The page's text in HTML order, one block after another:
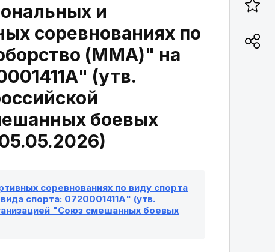
и
соревнованиях по
(MMA)" на
(утв.
боевых
соревнованиях по виду спорта
спорта: 0720001411А" (утв.
"Союз смешанных боевых